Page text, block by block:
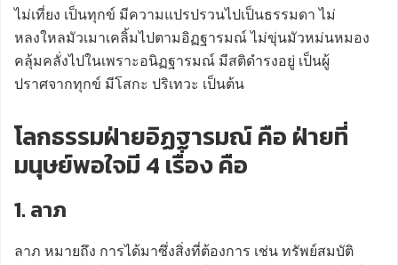
ไม่เที่ยง เป็นทุกข์ มีความแปรปรวนไปเป็นธรรมดา ไม่
หลงใหลมัวเมาเคลิ้มไปตามอิฏฐารมณ์ ไม่ขุ่นมัวหม่นหมอง
คลุ้มคลั่งไปในเพราะอนิฏฐารมณ์ มีสติดำรงอยู่ เป็นผู้
ปราศจากทุกข์ มีโสกะ ปริเทวะ เป็นต้น
โลกธรรมฝ่ายอิฏฐารมณ์ คือ ฝ่ายที่
มนุษย์พอใจมี 4 เรื่อง คือ
1. ลาภ
ลาภ หมายถึง การได้มาซึ่งสิ่งที่ต้องการ เช่น ทรัพย์สมบัติ